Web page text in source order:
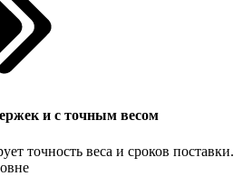
и с точным весом
точность веса и сроков поставки.